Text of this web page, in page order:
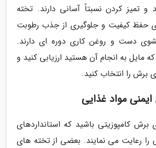
تمیز کردن نسبتاً آسانی دارند. تخته
حفظ کیفیت و جلوگیری از جذب رطوبت
دست و روغن کاری دوره ای دارند.
مایل به انجام آن هستید ارزیابی کنید و
برش را انتخاب کنید.
مواد غذایی
کامپوزیتی باشید که استانداردهای
را رعایت می نمایند. بعضی از تخته های